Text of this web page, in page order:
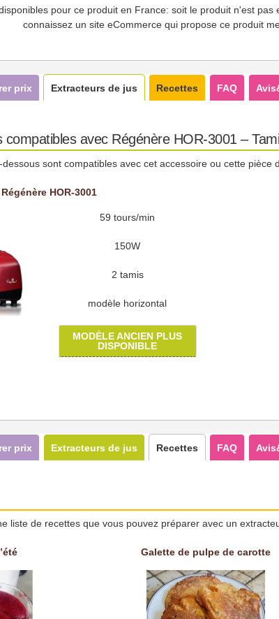
pour ce produit en France: soit le produit n'est
connaissez un site eCommerce qui propose ce produit
prix Extracteurs de jus Recettes FAQ
compatibles avec Régénère HOR-3001 –
sont compatibles avec cet accessoire ou cette pièce
Régénère HOR-3001
59 tours/min
150W
2 tamis
modèle horizontal
MODÈLE ANCIEN PLUS
DISPONIBLE
prix Extracteurs de jus Recettes FAQ
liste de recettes que vous pouvez préparer avec un
Galette de pulpe de carotte